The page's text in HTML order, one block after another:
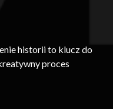
historii to klucz do
proces